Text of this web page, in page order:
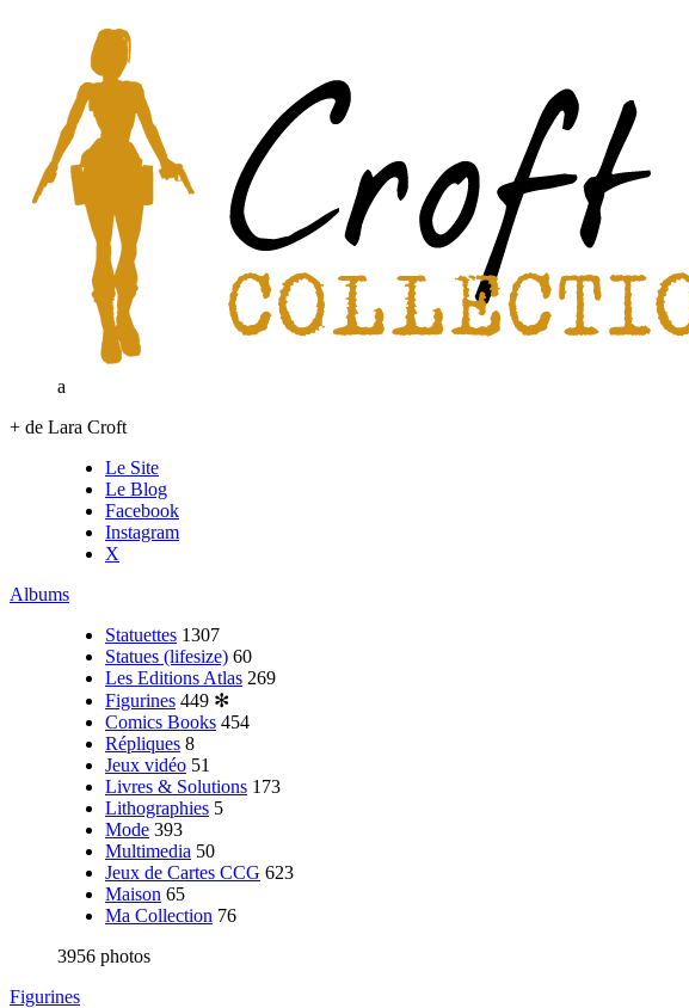
a
+ de Lara Croft
Le Site
Le Blog
Facebook
Instagram
X
Albums
Statuettes 1307
Statues (lifesize) 60
Les Editions Atlas 269
Figurines 449 ✻
Comics Books 454
Répliques 8
Jeux vidéo 51
Livres & Solutions 173
Lithographies 5
Mode 393
Multimedia 50
Jeux de Cartes CCG 623
Maison 65
Ma Collection 76
3956 photos
Figurines